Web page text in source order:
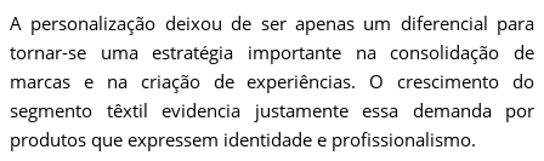
A personalização deixou de ser apenas um diferencial para
tornar-se uma estratégia importante na consolidação de
marcas e na criação de experiências. O crescimento do
segmento têxtil evidencia justamente essa demanda por
produtos que expressem identidade e profissionalismo.